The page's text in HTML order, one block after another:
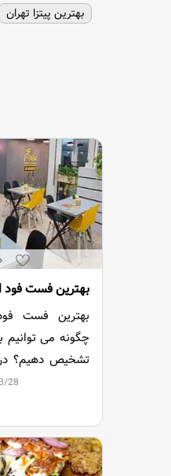
بهترین پیتزا تهران
بهترین فست فود
1401/03/
بهترین فست
چگونه می توانیم
تشخیص دهیم؟
بهترین فست فود